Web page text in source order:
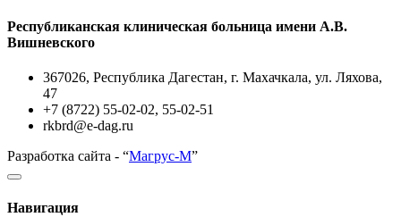
Республиканская клиническая больница имени А.В.
Вишневского
367026, Республика Дагестан, г. Махачкала, ул. Ляхова,
47
+7 (8722) 55-02-02, 55-02-51
rkbrd@e-dag.ru
Разработка сайта - “Магрус-М”
Навигация